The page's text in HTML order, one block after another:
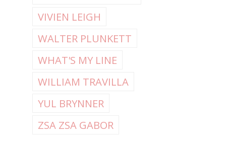
VIVIEN LEIGH
WALTER PLUNKETT
WHAT'S MY LINE
WILLIAM TRAVILLA
YUL BRYNNER
ZSA ZSA GABOR